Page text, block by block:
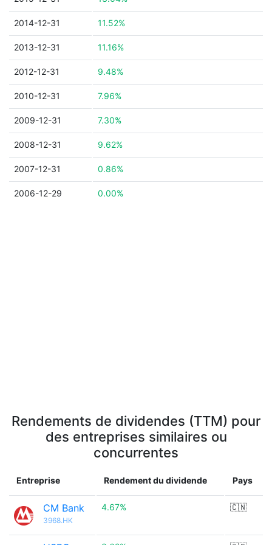
2014-12-31 11.52%
2013-12-31 11.16%
2012-12-31 9.48%
2010-12-31 7.96%
2009-12-31 7.30%
2008-12-31 9.62%
2007-12-31 0.86%
2006-12-29 0.00%
Rendements de dividendes (TTM) pour
des entreprises similaires ou
concurrentes
Entreprise Rendement du dividende Pays
CM Bank
3968.HK
4.67% 🇨🇳